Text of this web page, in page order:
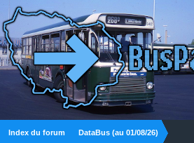
Index du forum DataBus (au 01/08/26)